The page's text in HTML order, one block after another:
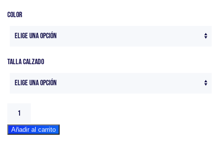
Color
Talla Calzado
Brooks
14Añadir al carrito